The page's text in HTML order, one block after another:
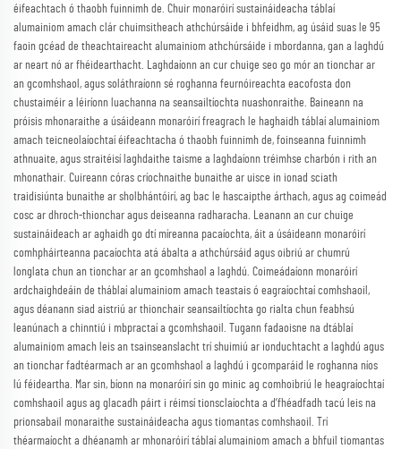
éifeachtach ó thaobh fuinnimh de. Chuir monaróirí sustaináideacha táblaí
alumainiom amach clár chuimsitheach athchúrsáide i bhfeidhm, ag úsáid suas le 95
faoin gcéad de theachtaireacht alumainiom athchúrsáide i mbordanna, gan a laghdú
ar neart nó ar fhéidearthacht. Laghdaíonn an cur chuige seo go mór an tionchar ar
an gcomhshaol, agus soláthraíonn sé roghanna feurnóireachta eacofosta don
chustaiméir a léiríonn luachanna na seansailtíochta nuashonraithe. Baineann na
próisis mhonaraithe a úsáideann monaróirí freagrach le haghaidh táblaí alumainiom
amach teicneolaíochtaí éifeachtacha ó thaobh fuinnimh de, foinseanna fuinnimh
athnuaite, agus straitéisí laghdaithe taisme a laghdaíonn tréimhse charbón i rith an
mhonathair. Cuireann córas críochnaithe bunaithe ar uisce in ionad sciath
traidisiúnta bunaithe ar sholbhántóirí, ag bac le hascaipthe árthach, agus ag coimeád
cosc ar dhroch-thionchar agus deiseanna radharacha. Leanann an cur chuige
sustaináideach ar aghaidh go dtí míreanna pacaíochta, áit a úsáideann monaróirí
comhpháirteanna pacaíochta atá ábalta a athchúrsáid agus oibriú ar chumrú
longlata chun an tionchar ar an gcomhshaol a laghdú. Coimeádaíonn monaróirí
ardchaighdeáin de tháblaí alumainiom amach teastais ó eagraíochtaí comhshaoil,
agus déanann siad aistriú ar thionchair seansailtíochta go rialta chun feabhsú
leanúnach a chinntiú i mbpractaí a gcomhshaoil. Tugann fadaoisne na dtáblaí
alumainiom amach leis an tsainseanslacht trí shuimiú ar ionduchtacht a laghdú agus
an tionchar fadtéarmach ar an gcomhshaol a laghdú i gcomparáid le roghanna níos
lú féideartha. Mar sin, bíonn na monaróirí sin go minic ag comhoibriú le heagraíochtaí
comhshaoil agus ag glacadh páirt i réimsí tionsclaíochta a d’fhéadfadh tacú leis na
prionsabail monaraithe sustaináideacha agus tiomantas comhshaoil. Trí
théarmaíocht a dhéanamh ar mhonaróirí táblaí alumainiom amach a bhfuil tiomantas